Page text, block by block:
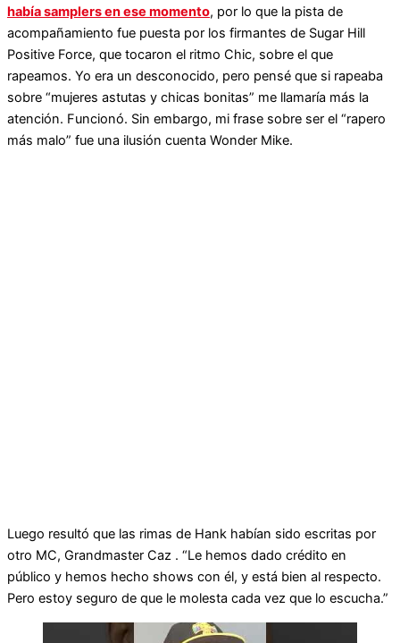
había samplers en ese momento, por lo que la pista de
acompañamiento fue puesta por los firmantes de Sugar Hill
Positive Force, que tocaron el ritmo Chic, sobre el que
rapeamos. Yo era un desconocido, pero pensé que si rapeaba
sobre “mujeres astutas y chicas bonitas” me llamaría más la
atención. Funcionó. Sin embargo, mi frase sobre ser el “rapero
más malo” fue una ilusión cuenta Wonder Mike.
Luego resultó que las rimas de Hank habían sido escritas por
otro MC, Grandmaster Caz . “Le hemos dado crédito en
público y hemos hecho shows con él, y está bien al respecto.
Pero estoy seguro de que le molesta cada vez que lo escucha.”